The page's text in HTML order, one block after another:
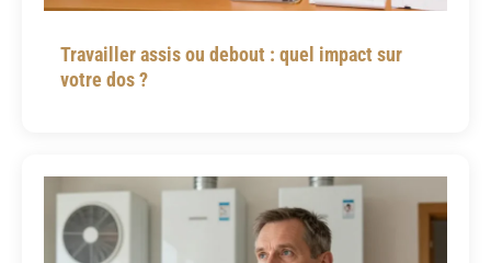
Travailler assis ou debout : quel impact sur
votre dos ?